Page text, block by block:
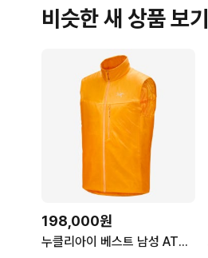
비슷한 새 상품 보기
198,000원
누클리아이 베스트 남성 ATOSMX6767 EDZIZA